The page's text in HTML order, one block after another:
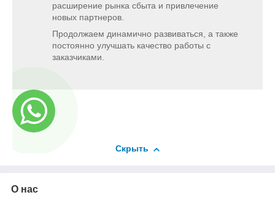
расширение рынка сбыта и привлечение
новых партнеров.
Продолжаем динамично развиваться, а также
постоянно улучшать качество работы с
заказчиками.
Скрыть
О нас